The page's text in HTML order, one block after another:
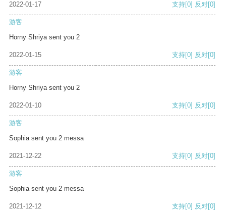
2022-01-17 支持[0] 反对[0]
游客
Horny Shriya sent you 2
2022-01-15 支持[0] 反对[0]
游客
Horny Shriya sent you 2
2022-01-10 支持[0] 反对[0]
游客
Sophia sent you 2 messa
2021-12-22 支持[0] 反对[0]
游客
Sophia sent you 2 messa
2021-12-12 支持[0] 反对[0]